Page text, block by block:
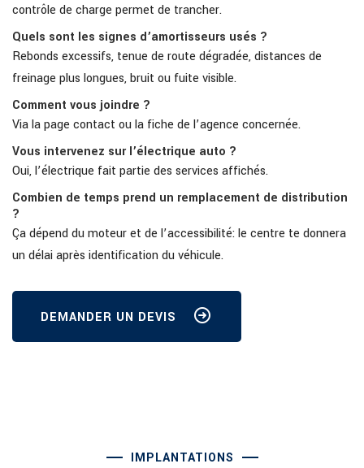
contrôle de charge permet de trancher.
Quels sont les signes d’amortisseurs usés ?
Rebonds excessifs, tenue de route dégradée, distances de
freinage plus longues, bruit ou fuite visible.
Comment vous joindre ?
Via la page contact ou la fiche de l’agence concernée.
Vous intervenez sur l’électrique auto ?
Oui, l’électrique fait partie des services affichés.
Combien de temps prend un remplacement de distribution
?
Ça dépend du moteur et de l’accessibilité: le centre te donnera
un délai après identification du véhicule.
DEMANDER UN DEVIS
IMPLANTATIONS